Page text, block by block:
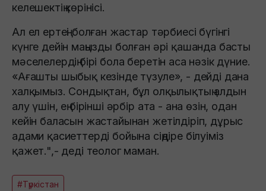
келешектің көрінісі.
Ал ел ертеңі болған жастар тәрбиесі бүгінгі
күнге дейін маңызды болған әрі қашанда басты
мәселелердің бірі бола беретін аса нәзік дүние.
«Ағашты шыбық кезінде түзуле», - дейді дана
халқымыз. Сондықтан, бұл олқылықтың алдын
алу үшін, ең бірінші әрбір ата - ана өзін, одан
кейін баласын жастайынан жетілдіріп, дұрыс
адами қасиеттерді бойына сіңдіре білуіміз
қажет.",- деді теолог маман.
#Түркістан